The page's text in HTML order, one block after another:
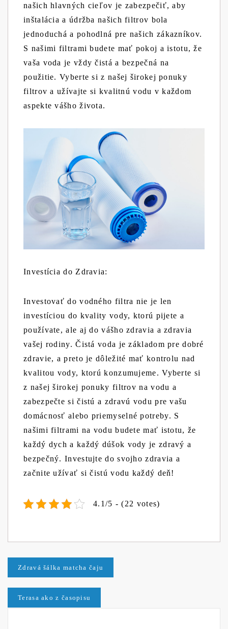
našich hlavných cieľov je zabezpečiť, aby
inštalácia a údržba našich filtrov bola
jednoduchá a pohodlná pre našich zákazníkov.
S našimi filtrami budete mať pokoj a istotu, že
vaša voda je vždy čistá a bezpečná na
použitie. Vyberte si z našej širokej ponuky
filtrov a užívajte si kvalitnú vodu v každom
aspekte vášho života.
Investícia do Zdravia:
Investovať do vodného filtra nie je len
investíciou do kvality vody, ktorú pijete a
používate, ale aj do vášho zdravia a zdravia
vašej rodiny. Čistá voda je základom pre dobré
zdravie, a preto je dôležité mať kontrolu nad
kvalitou vody, ktorú konzumujeme. Vyberte si
z našej širokej ponuky filtrov na vodu a
zabezpečte si čistú a zdravú vodu pre vašu
domácnosť alebo priemyselné potreby. S
našimi filtrami na vodu budete mať istotu, že
každý dych a každý dúšok vody je zdravý a
bezpečný. Investujte do svojho zdravia a
začnite užívať si čistú vodu každý deň!
4.1/5 - (22 votes)
Navigace
pro
Zdravá šálka matcha čaju
Terasa ako z časopisu